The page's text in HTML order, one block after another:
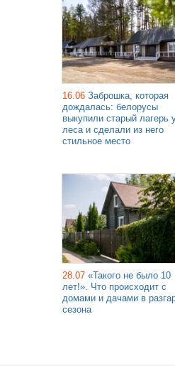
16.06 Заброшка, которая
дождалась: белорусы
выкупили старый лагерь
леса и сделали из него
стильное место
28.07 «Такого не было 10
лет!». Что происходит с
домами и дачами в
сезона